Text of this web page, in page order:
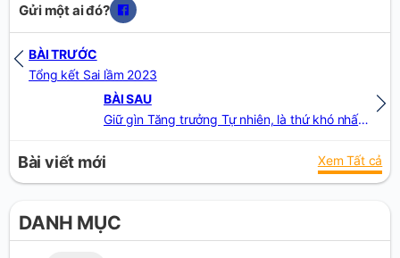
DANH MỤC
Gửi một ai đó?
BÀI TRƯỚC
Tổng kết Sai lầm 2023
BÀI SAU
Giữ gìn Tăng trưởng Tự nhiên, là thứ khó nhất trần đời
Bài viết mới Xem Tất cả